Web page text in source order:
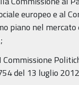
europeo e al
piano nel mercato
del 13 luglio